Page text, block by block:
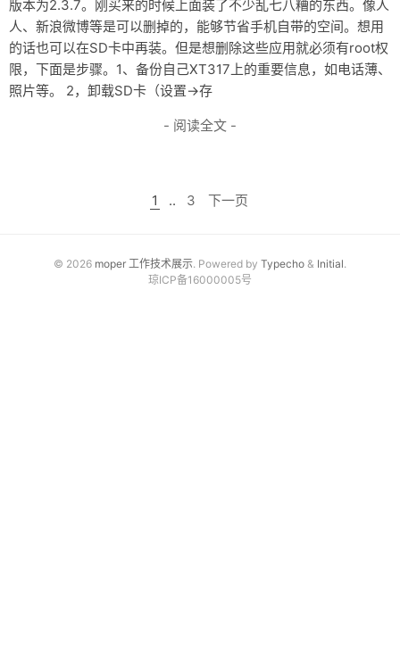
版本为2.3.7。刚买来的时候上面装了不少乱七八糟的东西。像人
人、新浪微博等是可以删掉的，能够节省手机自带的空间。想用
的话也可以在SD卡中再装。但是想删除这些应用就必须有root权
限，下面是步骤。1、备份自己XT317上的重要信息，如电话薄、
照片等。 2，卸载SD卡（设置->存
- 阅读全文 -
1 .. 3 下一页
© 2026 moper 工作技术展示. Powered by Typecho & Initial.
琼ICP备16000005号